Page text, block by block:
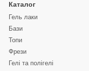
Каталог
Гель лаки
Бази
Топи
Фрези
Гелі та полігелі